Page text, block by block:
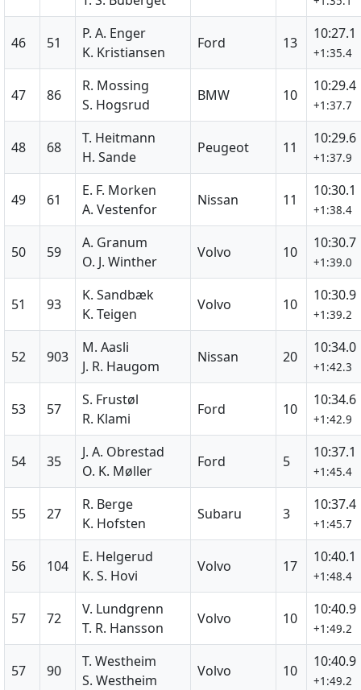
46 51
P. A. Enger
K. Kristiansen
Ford 13
10:27.1
+1:35.4
47 86
R. Mossing
S. Hogsrud
BMW 10
10:29.4
+1:37.7
48 68
T. Heitmann
H. Sande
Peugeot 11
10:29.6
+1:37.9
49 61
E. F. Morken
A. Vestenfor
Nissan 11
10:30.1
+1:38.4
50 59
A. Granum
O. J. Winther
Volvo 10
10:30.7
+1:39.0
51 93
K. Sandbæk
K. Teigen
Volvo 10
10:30.9
+1:39.2
52 903
M. Aasli
J. R. Haugom
Nissan 20
10:34.0
+1:42.3
53 57
S. Frustøl
R. Klami
Ford 10
10:34.6
+1:42.9
54 35
J. A. Obrestad
O. K. Møller
Ford 5
10:37.1
+1:45.4
55 27
R. Berge
K. Hofsten
Subaru 3
10:37.4
+1:45.7
56 104
E. Helgerud
K. S. Hovi
Volvo 17
10:40.1
+1:48.4
57 72
V. Lundgrenn
T. R. Hansson
Volvo 10
10:40.9
+1:49.2
57 90
T. Westheim
S. Westheim
Volvo 10
10:40.9
+1:49.2